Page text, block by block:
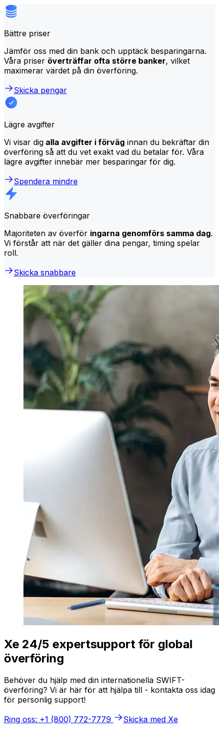
Bättre priser
Jämför oss med din bank och upptäck besparingarna.
Våra priser överträffar ofta större banker, vilket
maximerar värdet på din överföring.
Skicka pengar
Lägre avgifter
Vi visar dig alla avgifter i förväg innan du bekräftar din
överföring så att du vet exakt vad du betalar för. Våra
lägre avgifter innebär mer besparingar för dig.
Spendera mindre
Snabbare överföringar
Majoriteten av överför ingarna genomförs samma dag.
Vi förstår att när det gäller dina pengar, timing spelar
roll.
Skicka snabbare
Xe 24/5 expertsupport för global
överföring
Behöver du hjälp med din internationella SWIFT-
överföring? Vi är här för att hjälpa till - kontakta oss idag
för personlig support!
Ring oss: +1 (800) 772-7779
Skicka med Xe